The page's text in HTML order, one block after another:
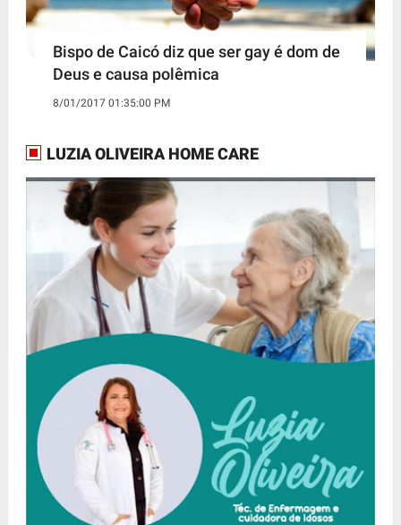
Bispo de Caicó diz que ser gay é dom de
Deus e causa polêmica
8/01/2017 01:35:00 PM
LUZIA OLIVEIRA HOME CARE